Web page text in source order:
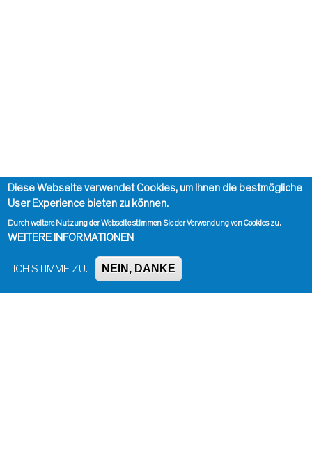
Diese Webseite verwendet Cookies, um Ihnen die bestmögliche
User Experience bieten zu können.
Durch weitere Nutzung der Webseite stimmen Sie der Verwendung von Cookies zu.
WEITERE INFORMATIONEN
ICH STIMME ZU. NEIN, DANKE